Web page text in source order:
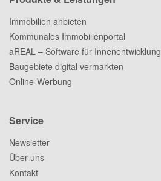
Immobilien anbieten
Kommunales Immobilienportal
aREAL – Software für Innenentwicklung
Baugebiete digital vermarkten
Online-Werbung
Service
Newsletter
Über uns
Kontakt